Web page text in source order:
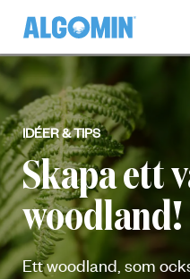
IDÉER & TIPS
Skapa ett
woodland!
Ett woodland, som